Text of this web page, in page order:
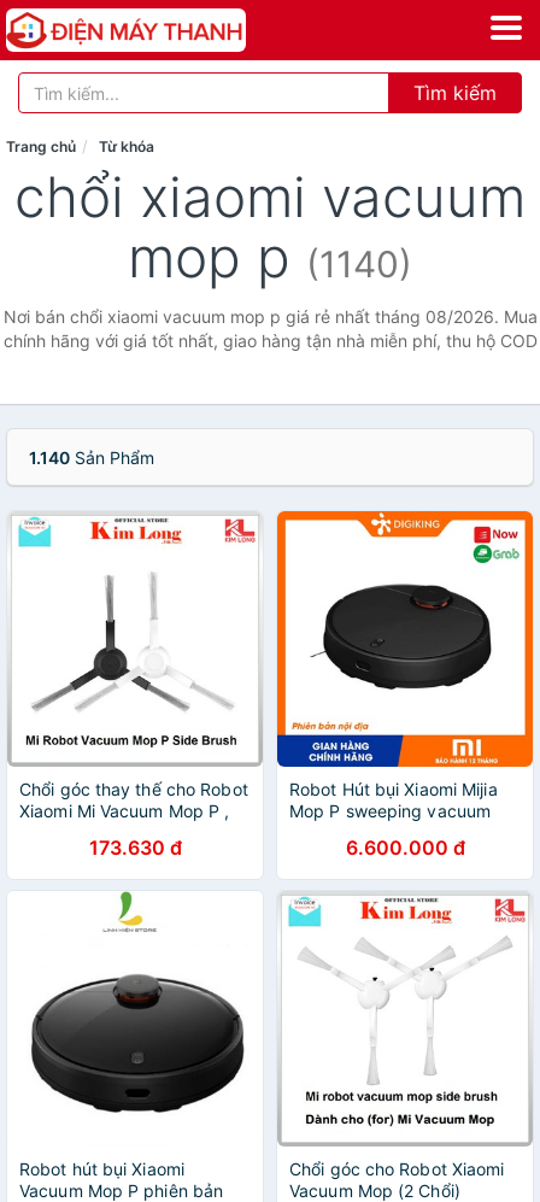
Tìm kiếm
Trang chủ Từ khóa
chổi xiaomi vacuum
mop p (1140)
Nơi bán chổi xiaomi vacuum mop p giá rẻ nhất tháng 08/2026. Mua
chính hãng với giá tốt nhất, giao hàng tận nhà miễn phí, thu hộ COD
1.140 Sản Phẩm
Chổi góc thay thế cho Robot
Xiaomi Mi Vacuum Mop P ,
173.630 đ
Robot Hút bụi Xiaomi Mijia
Mop P sweeping vacuum
6.600.000 đ
Robot hút bụi Xiaomi
Vacuum Mop P phiên bản
Chổi góc cho Robot Xiaomi
Vacuum Mop (2 Chổi)